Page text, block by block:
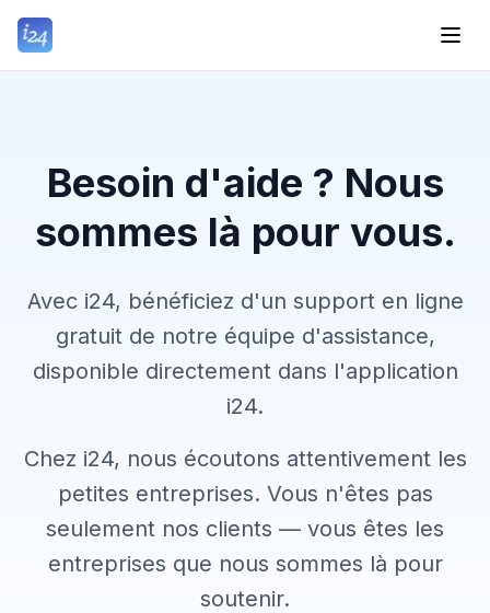
Besoin d'aide ? Nous
sommes là pour vous.
Avec i24, bénéficiez d'un support en ligne
gratuit de notre équipe d'assistance,
disponible directement dans l'application
i24.
Chez i24, nous écoutons attentivement les
petites entreprises. Vous n'êtes pas
seulement nos clients — vous êtes les
entreprises que nous sommes là pour
soutenir.